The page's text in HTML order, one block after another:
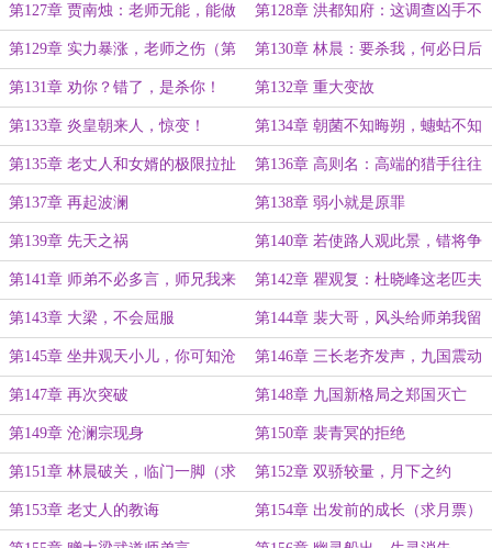
票）
第127章 贾南烛：老师无能，能做
的不多（求订阅）
第128章 洪都知府：这调查凶手不
得老长一段时间
第129章 实力暴涨，老师之伤（第
一更）
第130章 林晨：要杀我，何必日后
（第二更）
第131章 劝你？错了，是杀你！
（第三更）
第132章 重大变故
第133章 炎皇朝来人，惊变！ 第134章 朝菌不知晦朔，蟪蛄不知
春秋。
第135章 老丈人和女婿的极限拉扯 第136章 高则名：高端的猎手往往
以猎物形式出现
第137章 再起波澜 第138章 弱小就是原罪
第139章 先天之祸 第140章 若使路人观此景，错将争
利作家邦
第141章 师弟不必多言，师兄我来
认输
第142章 瞿观复：杜晓峰这老匹夫
第143章 大梁，不会屈服 第144章 裴大哥，风头给师弟我留
几分
第145章 坐井观天小儿，你可知沧
澜宗之强大？
第146章 三长老齐发声，九国震动
第147章 再次突破 第148章 九国新格局之郑国灭亡
第149章 沧澜宗现身 第150章 裴青冥的拒绝
第151章 林晨破关，临门一脚（求
月票）
第152章 双骄较量，月下之约
第153章 老丈人的教诲 第154章 出发前的成长（求月票）